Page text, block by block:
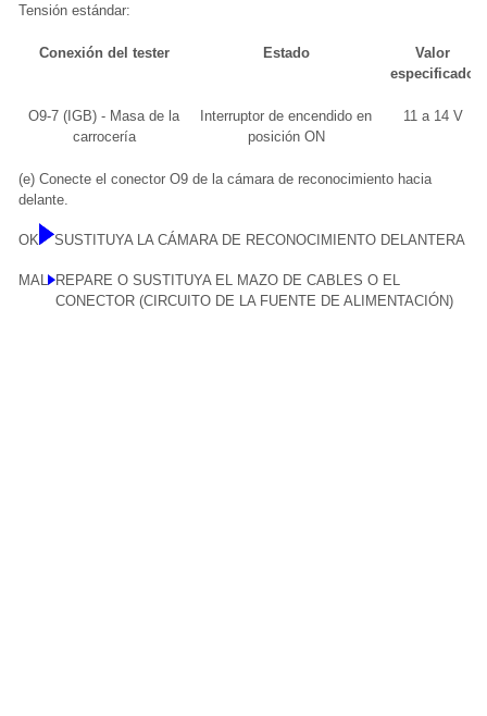
Tensión estándar:
Conexión del tester Estado
Valor
especificado
O9-7 (IGB) - Masa de la
carrocería
Interruptor de encendido en
posición ON
11 a 14 V
(e) Conecte el conector O9 de la cámara de reconocimiento hacia
delante.
OK SUSTITUYA LA CÁMARA DE RECONOCIMIENTO DELANTERA
MAL REPARE O SUSTITUYA EL MAZO DE CABLES O EL
CONECTOR (CIRCUITO DE LA FUENTE DE ALIMENTACIÓN)